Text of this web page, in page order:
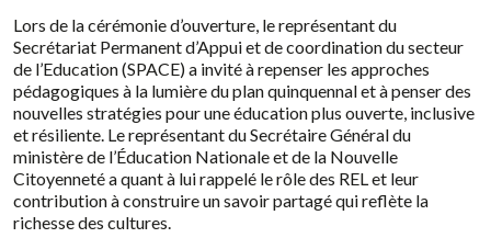
Lors de la cérémonie d’ouverture, le représentant du
Secrétariat Permanent d’Appui et de coordination du secteur
de l’Education (SPACE) a invité à repenser les approches
pédagogiques à la lumière du plan quinquennal et à penser des
nouvelles stratégies pour une éducation plus ouverte, inclusive
et résiliente. Le représentant du Secrétaire Général du
ministère de l’Éducation Nationale et de la Nouvelle
Citoyenneté a quant à lui rappelé le rôle des REL et leur
contribution à construire un savoir partagé qui reflète la
richesse des cultures.